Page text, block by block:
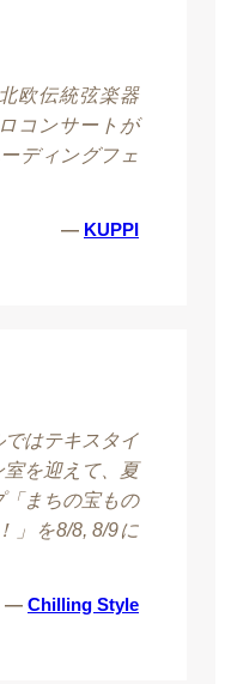
欧伝統弦楽器
コンサートが
ディングフェ
— KUPPI
はテキスタイ
を迎えて、夏
まちの宝もの
」を8/8, 8/9に
— Chilling Style